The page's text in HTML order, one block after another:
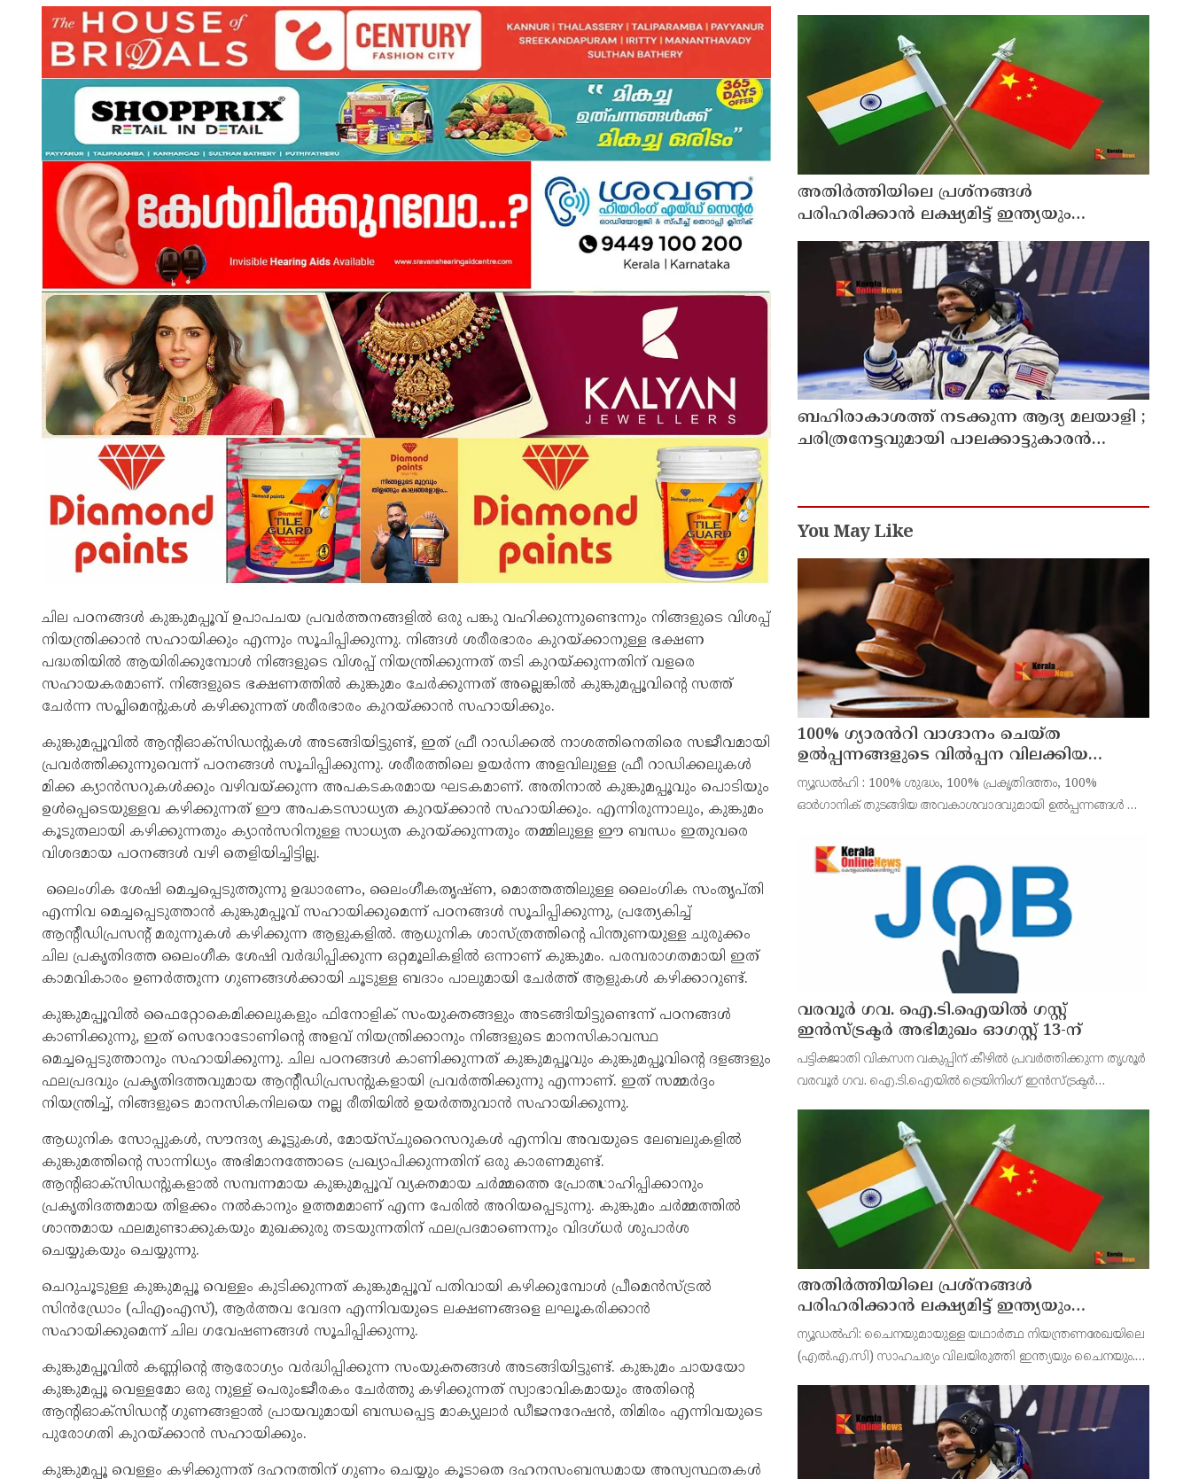
ചില പഠനങ്ങൾ കുങ്കുമപ്പൂവ് ഉപാപചയ പ്രവർത്തനങ്ങളിൽ ഒരു പങ്കു വഹിക്കുന്നുണ്ടെന്നും നിങ്ങളുടെ വിശപ്പ്
നിയന്ത്രിക്കാൻ സഹായിക്കും എന്നും സൂചിപ്പിക്കുന്നു. നിങ്ങൾ ശരീരഭാരം കുറയ്ക്കാനുള്ള ഭക്ഷണ
പദ്ധതിയിൽ ആയിരിക്കുമ്പോൾ നിങ്ങളുടെ വിശപ്പ് നിയന്ത്രിക്കുന്നത് തടി കുറയ്ക്കുന്നതിന് വളരെ
സഹായകരമാണ്. നിങ്ങളുടെ ഭക്ഷണത്തിൽ കുങ്കുമം ചേർക്കുന്നത് അല്ലെങ്കിൽ കുങ്കുമപ്പൂവിന്റെ സത്ത്
ചേർന്ന സപ്ലിമെന്റുകൾ കഴിക്കുന്നത് ശരീരഭാരം കുറയ്ക്കാൻ സഹായിക്കും.
കുങ്കുമപ്പൂവിൽ ആന്റിഓക്‌സിഡന്റുകൾ അടങ്ങിയിട്ടുണ്ട്, ഇത് ഫ്രീ റാഡിക്കൽ നാശത്തിനെതിരെ സജീവമായി
പ്രവർത്തിക്കുന്നുവെന്ന് പഠനങ്ങൾ സൂചിപ്പിക്കുന്നു. ശരീരത്തിലെ ഉയർന്ന അളവിലുള്ള ഫ്രീ റാഡിക്കലുകൾ
മിക്ക ക്യാൻസറുകൾക്കും വഴിവയ്ക്കുന്ന അപകടകരമായ ഘടകമാണ്. അതിനാൽ കുങ്കുമപ്പൂവും പൊടിയും
ഉൾപ്പെടെയുള്ളവ കഴിക്കുന്നത് ഈ അപകടസാധ്യത കുറയ്ക്കാൻ സഹായിക്കും. എന്നിരുന്നാലും, കുങ്കുമം
കൂടുതലായി കഴിക്കുന്നതും ക്യാൻസറിനുള്ള സാധ്യത കുറയ്ക്കുന്നതും തമ്മിലുള്ള ഈ ബന്ധം ഇതുവരെ
വിശദമായ പഠനങ്ങൾ വഴി തെളിയിച്ചിട്ടില്ല.
ലൈംഗിക ശേഷി മെച്ചപ്പെടുത്തുന്നു ഉദ്ധാരണം, ലൈംഗീകതൃഷ്ണ, മൊത്തത്തിലുള്ള ലൈംഗിക സംതൃപ്തി
എന്നിവ മെച്ചപ്പെടുത്താൻ കുങ്കുമപ്പൂവ് സഹായിക്കുമെന്ന് പഠനങ്ങൾ സൂചിപ്പിക്കുന്നു, പ്രത്യേകിച്ച്
ആന്റീഡിപ്രസന്റ് മരുന്നുകൾ കഴിക്കുന്ന ആളുകളിൽ. ആധുനിക ശാസ്ത്രത്തിന്റെ പിന്തുണയുള്ള ചുരുക്കം
ചില പ്രകൃതിദത്ത ലൈംഗീക ശേഷി വർദ്ധിപ്പിക്കുന്ന ഒറ്റമൂലികളിൽ ഒന്നാണ് കുങ്കുമം. പരമ്പരാഗതമായി ഇത്
കാമവികാരം ഉണർത്തുന്ന ഗുണങ്ങൾക്കായി ചൂടുള്ള ബദാം പാലുമായി ചേർത്ത് ആളുകൾ കഴിക്കാറുണ്ട്.
കുങ്കുമപ്പൂവിൽ ഫൈറ്റോകെമിക്കലുകളും ഫിനോളിക് സംയുക്തങ്ങളും അടങ്ങിയിട്ടുണ്ടെന്ന് പഠനങ്ങൾ
കാണിക്കുന്നു, ഇത് സെറോടോണിന്റെ അളവ് നിയന്ത്രിക്കാനും നിങ്ങളുടെ മാനസികാവസ്ഥ
മെച്ചപ്പെടുത്താനും സഹായിക്കുന്നു. ചില പഠനങ്ങൾ കാണിക്കുന്നത് കുങ്കുമപ്പൂവും കുങ്കുമപ്പൂവിന്റെ ദളങ്ങളും
ഫലപ്രദവും പ്രകൃതിദത്തവുമായ ആന്റീഡിപ്രസന്റുകളായി പ്രവർത്തിക്കുന്നു എന്നാണ്. ഇത് സമ്മർദ്ദം
നിയന്ത്രിച്ച്, നിങ്ങളുടെ മാനസികനിലയെ നല്ല രീതിയിൽ ഉയർത്തുവാൻ സഹായിക്കുന്നു.
ആധുനിക സോപ്പുകൾ, സൗന്ദര്യ കൂട്ടുകൾ, മോയ്‌സ്ചുറൈസറുകൾ എന്നിവ അവയുടെ ലേബലുകളിൽ
കുങ്കുമത്തിന്റെ സാന്നിധ്യം അഭിമാനത്തോടെ പ്രഖ്യാപിക്കുന്നതിന് ഒരു കാരണമുണ്ട്.
ആന്റിഓക്‌സിഡന്റുകളാൽ സമ്പന്നമായ കുങ്കുമപ്പൂവ് വ്യക്തമായ ചർമ്മത്തെ പ്രോത്സാഹിപ്പിക്കാനും
പ്രകൃതിദത്തമായ തിളക്കം നൽകാനും ഉത്തമമാണ് എന്ന പേരിൽ അറിയപ്പെടുന്നു. കുങ്കുമം ചർമ്മത്തിൽ
ശാന്തമായ ഫലമുണ്ടാക്കുകയും മുഖക്കുരു തടയുന്നതിന് ഫലപ്രദമാണെന്നും വിദഗ്ധർ ശുപാർശ
ചെയ്യുകയും ചെയ്യുന്നു.
ചെറുചൂടുള്ള കുങ്കുമപ്പൂ വെള്ളം കുടിക്കുന്നത് കുങ്കുമപ്പൂവ് പതിവായി കഴിക്കുമ്പോൾ പ്രീമെൻസ്ട്രൽ
സിൻഡ്രോം (പിഎംഎസ്), ആർത്തവ വേദന എന്നിവയുടെ ലക്ഷണങ്ങളെ ലഘൂകരിക്കാൻ
സഹായിക്കുമെന്ന് ചില ഗവേഷണങ്ങൾ സൂചിപ്പിക്കുന്നു.
കുങ്കുമപ്പൂവിൽ കണ്ണിന്റെ ആരോഗ്യം വർദ്ധിപ്പിക്കുന്ന സംയുക്തങ്ങൾ അടങ്ങിയിട്ടുണ്ട്. കുങ്കുമം ചായയോ
കുങ്കുമപ്പൂ വെള്ളമോ ഒരു നുള്ള് പെരുംജീരകം ചേർത്തു കഴിക്കുന്നത് സ്വാഭാവികമായും അതിന്റെ
ആന്റിഓക്‌സിഡന്റ് ഗുണങ്ങളാൽ പ്രായവുമായി ബന്ധപ്പെട്ട മാക്യുലാർ ഡീജനറേഷൻ, തിമിരം എന്നിവയുടെ
പുരോഗതി കുറയ്ക്കാൻ സഹായിക്കും.
കുങ്കുമപ്പൂ വെള്ളം കഴിക്കുന്നത് ദഹനത്തിന് ഗുണം ചെയ്യും കൂടാതെ ദഹനസംബന്ധമായ അസ്വസ്ഥതകൾ
അതിർത്തിയിലെ പ്രശ്നങ്ങൾ
പരിഹരിക്കാൻ ലക്ഷ്യമിട്ട് ഇന്ത്യയും
ചൈനയും
ബഹിരാകാശത്ത് നടക്കുന്ന ആദ്യ മലയാളി ;
ചരിത്രനേട്ടവുമായി പാലക്കാട്ടുകാരൻ
You May Like
100% ഗ്യാരൻറി വാഗ്ദാനം ചെയ്ത
ഉൽപ്പന്നങ്ങളുടെ വിൽപ്പന വിലക്കിയ
ഉത്തരവിന് സ്റ്റേ
ന്യൂഡൽഹി : 100% ശുദ്ധം, 100% പ്രകൃതിദത്തം, 100%
ഓർഗാനിക് തുടങ്ങിയ അവകാശവാദവുമായി ഉൽപ്പന്നങ്ങൾ വിറ്റ
അതോറിറ്റി ഓഫ് ഇന്ത്യ ഏർപ്പെടുത്തിയ വിലക്കിന് സ്റ്
വരവൂർ ഗവ. ഐ.ടി.ഐയിൽ ഗസ്റ്റ്
ഇൻസ്ട്രക്ടർ അഭിമുഖം ഓഗസ്റ്റ് 13-ന്
പട്ടികജാതി വികസന വകുപ്പിന് കീഴിൽ പ്രവർത്തിക്കുന്ന തൃശൂർ
വരവൂർ ഗവ. ഐ.ടി.ഐയിൽ ട്രെയിനിംഗ് ഇൻസ്ട്രക്ടർ
ഒഴിവുകളിലേക്ക് ഗസ്റ്റ് ഇൻസ്ട്രക്ടർമാരെ താത്കാലികമായ
അതിർത്തിയിലെ പ്രശ്നങ്ങൾ
പരിഹരിക്കാൻ ലക്ഷ്യമിട്ട് ഇന്ത്യയും
ചൈനയും
ന്യൂഡൽഹി: ചൈനയുമായുള്ള യഥാർത്ഥ നിയന്ത്രണരേഖയിലെ
(എൽ.എ.സി) സാഹചര്യം വിലയിരുത്തി ഇന്ത്യയും ചൈനയും.
തെറ്റിധാരണകൾ ഒഴിവാക്കുന്നതിനുമായി നിലവിലുള്ള
നയതന്ത്ര-സ